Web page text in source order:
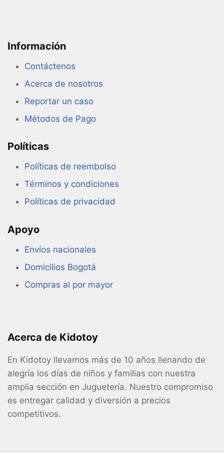
Información
Contáctenos
Acerca de nosotros
Reportar un caso
Métodos de Pago
Políticas
Políticas de reembolso
Términos y condiciones
Políticas de privacidad
Apoyo
Envíos nacionales
Domicilios Bogotá
Compras al por mayor
Acerca de Kidotoy
En Kidotoy llevamos más de 10 años llenando de
alegría los días de niños y familias con nuestra
amplia sección en Juguetería. Nuestro compromiso
es entregar calidad y diversión a precios
competitivos.